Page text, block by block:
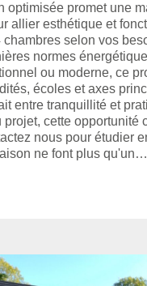
optimisée promet une
allier esthétique et
chambres selon vos
normes
ou moderne, ce
écoles et axes
entre tranquillité et
cette opportunité
nous pour étudier
ne font plus